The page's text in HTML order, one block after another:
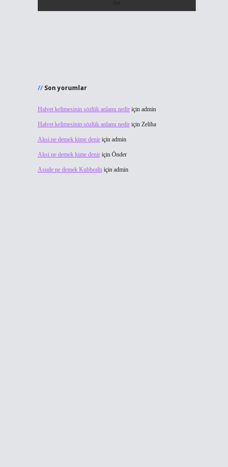
Son yorumlar
Halvet kelimesinin sözlük anlamı nediriçin admin
Halvet kelimesinin sözlük anlamı nediriçin Zeliha
Aksi ne demek kime deniriçin admin
Aksi ne demek kime deniriçin Önder
Asude ne demek Kubbealtıiçin admin